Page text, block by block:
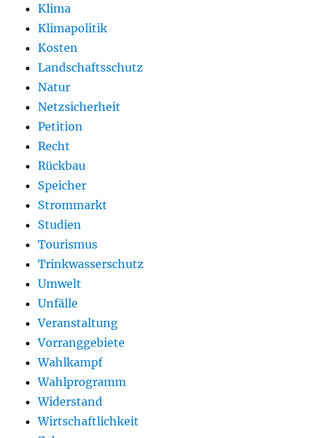
Klima
Klimapolitik
Kosten
Landschaftsschutz
Natur
Netzsicherheit
Petition
Recht
Rückbau
Speicher
Strommarkt
Studien
Tourismus
Trinkwasserschutz
Umwelt
Unfälle
Veranstaltung
Vorranggebiete
Wahlkampf
Wahlprogramm
Widerstand
Wirtschaftlichkeit